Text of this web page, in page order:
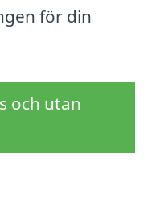
för din
och utan